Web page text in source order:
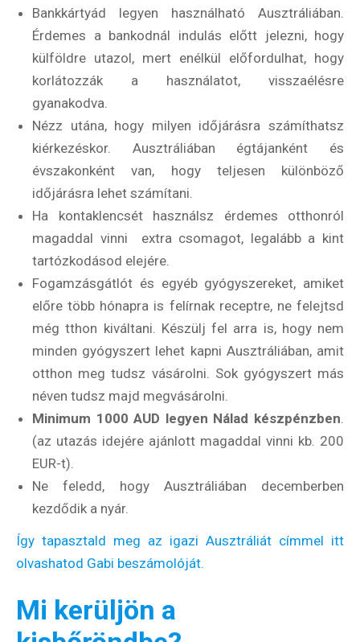
Bankkártyád legyen használható Ausztráliában.
Érdemes a bankodnál indulás előtt jelezni, hogy
külföldre utazol, mert enélkül előfordulhat, hogy
korlátozzák a használatot, visszaélésre
gyanakodva.
Nézz utána, hogy milyen időjárásra számíthatsz
kiérkezéskor. Ausztráliában égtájanként és
évszakonként van, hogy teljesen különböző
időjárásra lehet számítani.
Ha kontaklencsét használsz érdemes otthonról
magaddal vinni extra csomagot, legalább a kint
tartózkodásod elejére.
Fogamzásgátlót és egyéb gyógyszereket, amiket
előre több hónapra is felírnak receptre, ne felejtsd
még tthon kiváltani. Készülj fel arra is, hogy nem
minden gyógyszert lehet kapni Ausztráliában, amit
otthon meg tudsz vásárolni. Sok gyógyszert más
néven tudsz majd megvásárolni.
Minimum 1000 AUD legyen Nálad készpénzben.
(az utazás idejére ajánlott magaddal vinni kb. 200
EUR-t).
Ne feledd, hogy Ausztráliában decemberben
kezdődik a nyár.
Így tapasztald meg az igazi Ausztráliát címmel itt
olvashatod Gabi beszámolóját.
Mi kerüljön a